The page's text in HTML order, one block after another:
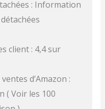
: Information
client : 4,4 sur
d’Amazon :
( Voir les 100